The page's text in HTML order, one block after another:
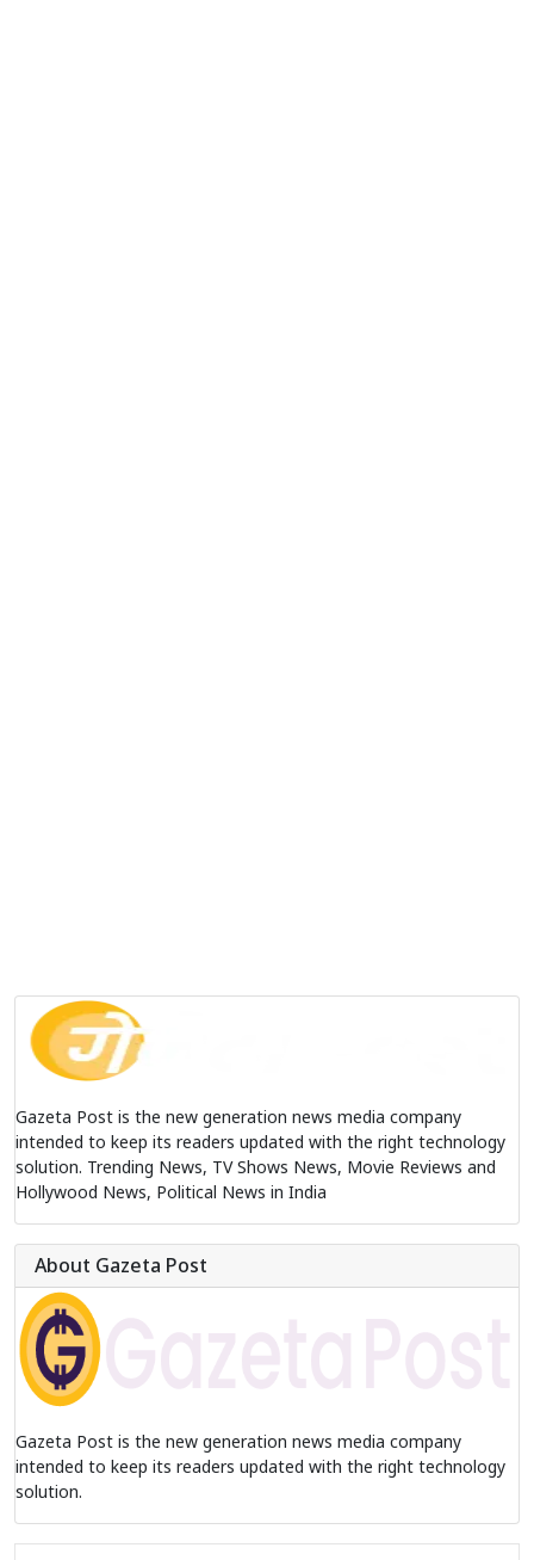
Gazeta Post is the new generation news media company
intended to keep its readers updated with the right technology
solution. Trending News, TV Shows News, Movie Reviews and
Hollywood News, Political News in India
About Gazeta Post
Gazeta Post is the new generation news media company
intended to keep its readers updated with the right technology
solution.